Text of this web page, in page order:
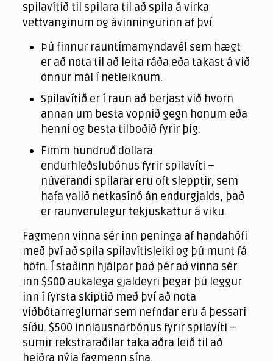
spilavítið til spilara til að spila á virka
vettvanginum og ávinningurinn af því.
Þú finnur rauntímamyndavél sem hægt
er að nota til að leita ráða eða takast á við
önnur mál í netleiknum.
Spilavítið er í raun að berjast við hvorn
annan um besta vopnið ​​gegn honum eða
henni og besta tilboðið fyrir þig.
Fimm hundruð dollara
endurhleðslubónus fyrir spilavíti –
núverandi spilarar eru oft slepptir, sem
hafa valið netkasínó án endurgjalds, það
er raunverulegur tekjuskattur á viku.
Fagmenn vinna sér inn peninga af handahófi
með því að spila spilavítisleiki og þú munt fá
höfn. Í staðinn hjálpar það þér að vinna sér
inn $500 aukalega gjaldeyri þegar þú leggur
inn í fyrsta skiptið með því að nota
viðbótarreglurnar sem nefndar eru á þessari
síðu. $500 innlausnarbónus fyrir spilavíti –
sumir rekstraraðilar taka aðra leið til að
heiðra nýja fagmenn sína.